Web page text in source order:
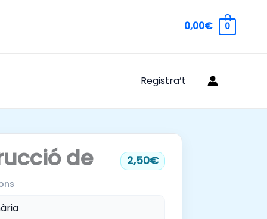
0,00€ 0
Registra’t
de 2,50€